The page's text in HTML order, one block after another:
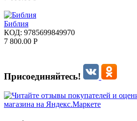
Библия
КОД: 9785699849970
7 800.00 Р
Присоединяйтесь!